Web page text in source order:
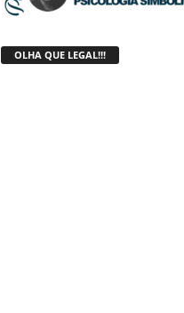
OLHA QUE LEGAL!!!